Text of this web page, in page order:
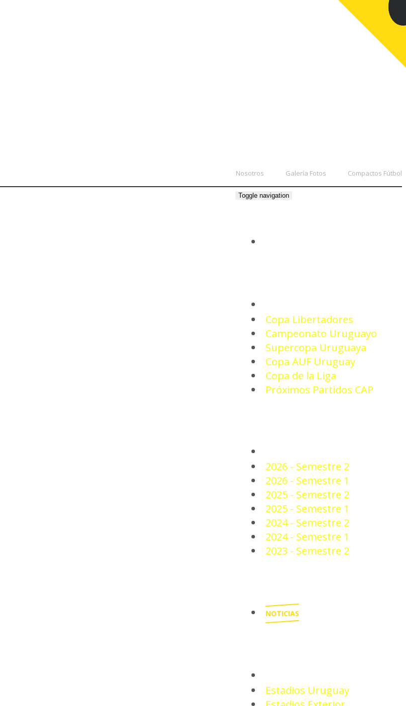
Nosotros Galería Fotos Compactos Fútbol
Toggle navigation
Copa Libertadores
Campeonato Uruguayo
Supercopa Uruguaya
Copa AUF Uruguay
Copa de la Liga
Próximos Partidos CAP
2026 - Semestre 2
2026 - Semestre 1
2025 - Semestre 2
2025 - Semestre 1
2024 - Semestre 2
2024 - Semestre 1
2023 - Semestre 2
NOTICIAS
Estadios Uruguay